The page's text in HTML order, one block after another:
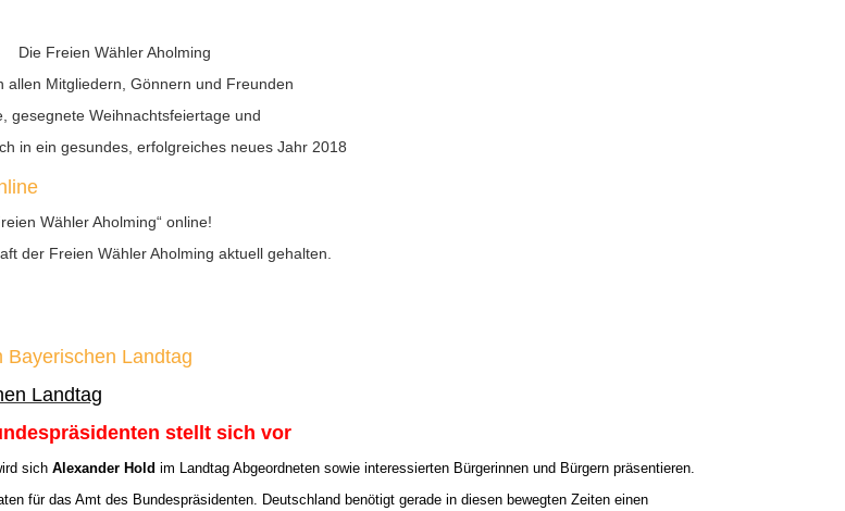
Die Freien Wähler Aholming
allen Mitgliedern, Gönnern und Freunden
gesegnete Weihnachtsfeiertage und
in ein gesundes, erfolgreiches neues Jahr 2018
Wähler Aholming“ online!
der Freien Wähler Aholming aktuell gehalten.
Bayerischen Landtag
Landtag
stellt sich vor
sich Alexander Hold im Landtag Abgeordneten sowie interessierten Bürgerinnen und Bürgern präsentieren.
für das Amt des Bundespräsidenten. Deutschland benötigt gerade in diesen bewegten Zeiten einen